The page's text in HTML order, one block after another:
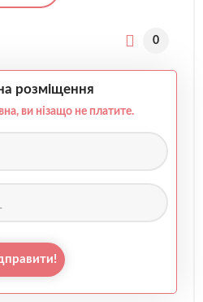
0
розміщення
ви нізащо не платите.